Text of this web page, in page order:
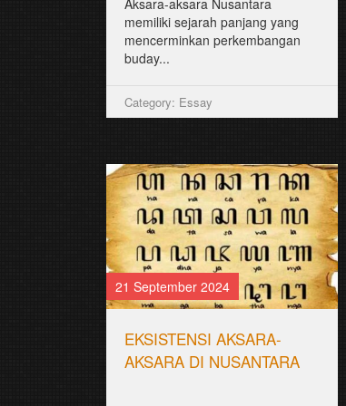
Aksara-aksara Nusantara
memiliki sejarah panjang yang
mencerminkan perkembangan
buday...
Category: Essay
21 September 2024
EKSISTENSI AKSARA-
AKSARA DI NUSANTARA